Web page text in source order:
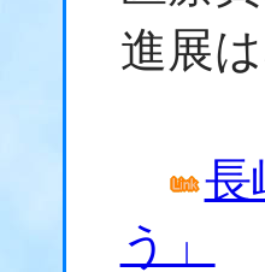
進展
長
う」